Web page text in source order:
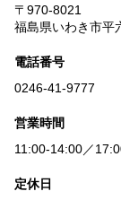
〒970-8021
福島県いわき市
電話番号
0246-41-9777
営業時間
11:00-14:00／
定休日